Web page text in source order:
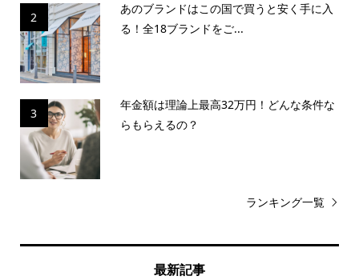
2
あのブランドはこの国で買うと安く手に入
る！全18ブランドをご...
3
年金額は理論上最高32万円！どんな条件な
らもらえるの？
ランキング一覧
最新記事